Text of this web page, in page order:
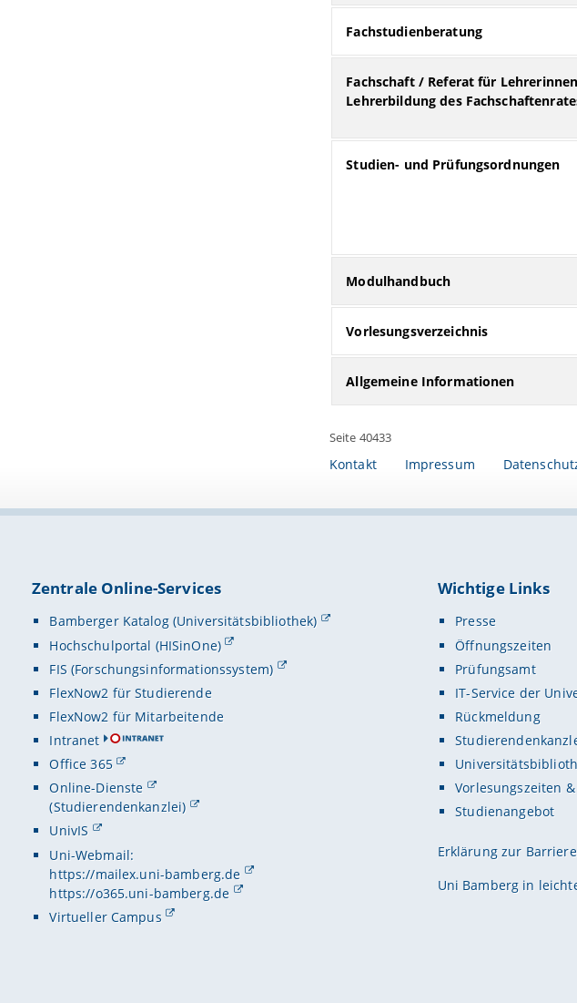
Fachstudienberatung
Fachschaft / Referat für
Lehrerbildung des
Studien- und Prüfungsordnungen
Modulhandbuch
Vorlesungsverzeichnis
Allgemeine Informationen
Seite 40433
Kontakt Impressum
Zentrale Online-Services
Bamberger Katalog (Universitätsbibliothek)
Hochschulportal (HISinOne)
FIS (Forschungsinformationssystem)
FlexNow2 für Studierende
FlexNow2 für Mitarbeitende
Intranet
Office 365
Online-Dienste
(Studierendenkanzlei)
UnivIS
Uni-Webmail:
https://mailex.uni-bamberg.de
https://o365.uni-bamberg.de
Virtueller Campus
Wichtige Links
Presse
Öffnungszeiten
Prüfungsamt
IT-Service der
Rückmeldung
Vorlesungszeiten
Studienangebot
Erklärung zur
Uni Bamberg in